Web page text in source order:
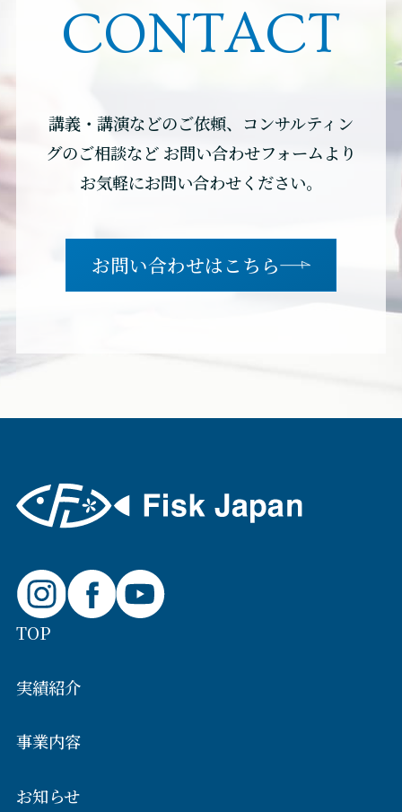
CONTACT
講義・講演などのご依頼、コンサルティン
グのご相談など お問い合わせフォームより
お気軽にお問い合わせください。
お問い合わせはこちら
TOP
実績紹介
事業内容
お知らせ